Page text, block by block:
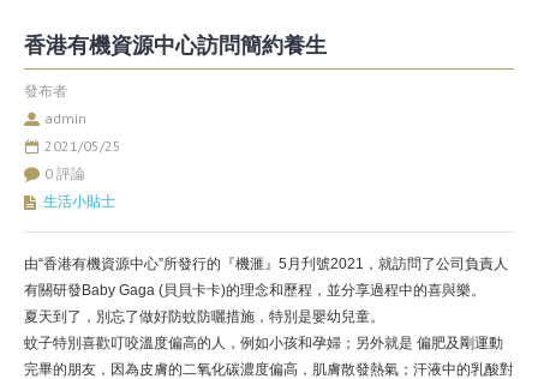
香港有機資源中心訪問簡約養生
發布者
admin
2021/05/25
0 評論
生活小貼士
由“香港有機資源中心”所發行的『機滙』5月刋號2021，就訪問了公司負責人
有關研發Baby Gaga (貝貝卡卡)的理念和歷程，並分享過程中的喜與樂。
夏天到了，別忘了做好防蚊防曬措施，特別是嬰幼兒童。
蚊子特別喜歡叮咬溫度偏高的人，例如小孩和孕婦；另外就是 偏肥及剛運動
完畢的朋友，因為皮膚的二氧化碳濃度偏高，肌膚散發熱氣；汗液中的乳酸對